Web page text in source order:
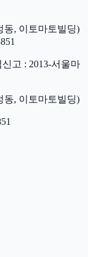
동, 이토마토빌딩)
고 : 2013-서울마
동, 이토마토빌딩)